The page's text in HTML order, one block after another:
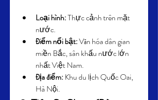
Loại hình: Thực cảnh trên mặt
nước.
Điểm nổi bật: Văn hóa dân gian
miền Bắc, sân khấu nước lớn
nhất Việt Nam.
Địa điểm: Khu du lịch Quốc Oai,
Hà Nội.